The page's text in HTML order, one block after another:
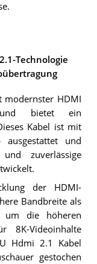
Technologie
modernster HDMI
und bietet ein
Kabel ist mit
ausgestattet und
zuverlässige
der HDMI-
Bandbreite als
um die höheren
8K-Videoinhalte
Hdmi 2.1 Kabel
gestochen